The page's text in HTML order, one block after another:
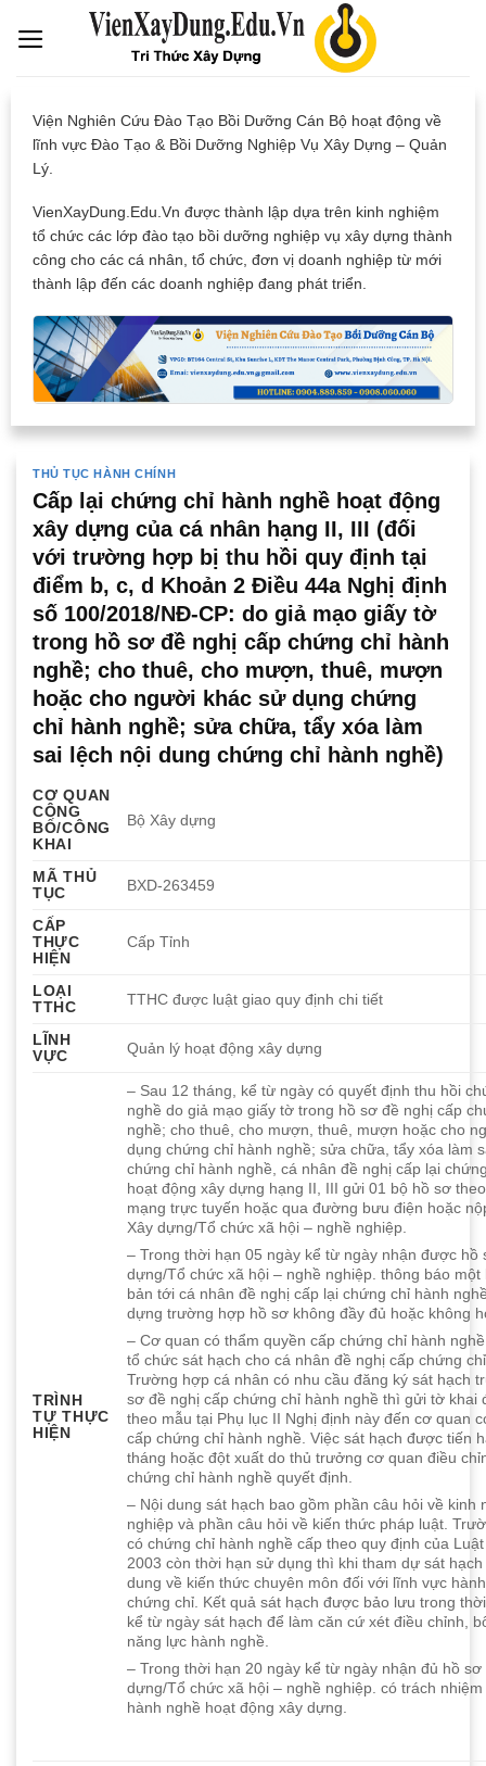
Viện Nghiên Cứu Đào Tạo Bồi Dưỡng Cán Bộ hoạt động về
lĩnh vực Đào Tạo & Bồi Dưỡng Nghiệp Vụ Xây Dựng – Quản
Lý.
VienXayDung.Edu.Vn được thành lập dựa trên kinh nghiệm
tổ chức các lớp đào tạo bồi dưỡng nghiệp vụ xây dựng thành
công cho các cá nhân, tổ chức, đơn vị doanh nghiệp từ mới
thành lập đến các doanh nghiệp đang phát triển.
THỦ TỤC HÀNH CHÍNH
Cấp lại chứng chỉ hành nghề hoạt động
xây dựng của cá nhân hạng II, III (đối
với trường hợp bị thu hồi quy định tại
điểm b, c, d Khoản 2 Điều 44a Nghị định
số 100/2018/NĐ-CP: do giả mạo giấy tờ
trong hồ sơ đề nghị cấp chứng chỉ hành
nghề; cho thuê, cho mượn, thuê, mượn
hoặc cho người khác sử dụng chứng
chỉ hành nghề; sửa chữa, tẩy xóa làm
sai lệch nội dung chứng chỉ hành nghề)
CƠ QUAN
CÔNG
BỐ/CÔNG
KHAI
Bộ Xây dựng
MÃ THỦ
TỤC
BXD-263459
CẤP
THỰC
HIỆN
Cấp Tỉnh
LOẠI
TTHC
TTHC được luật giao quy định chi tiết
LĨNH
VỰC
Quản lý hoạt động xây dựng
TRÌNH
TỰ THỰC
HIỆN
– Sau 12 tháng, kể từ ngày có quyết định thu hồi
nghề do giả mạo giấy tờ trong hồ sơ đề nghị cấp
nghề; cho thuê, cho mượn, thuê, mượn hoặc cho
dụng chứng chỉ hành nghề; sửa chữa, tẩy xóa làm
chứng chỉ hành nghề, cá nhân đề nghị cấp lại
hoạt động xây dựng hạng II, III gửi 01 bộ hồ sơ
mạng trực tuyến hoặc qua đường bưu điện hoặc
Xây dựng/Tổ chức xã hội – nghề nghiệp.
– Trong thời hạn 05 ngày kể từ ngày nhận được hồ
dựng/Tổ chức xã hội – nghề nghiệp. thông báo một
bản tới cá nhân đề nghị cấp lại chứng chỉ hành
dựng trường hợp hồ sơ không đầy đủ hoặc không
– Cơ quan có thẩm quyền cấp chứng chỉ hành
tổ chức sát hạch cho cá nhân đề nghị cấp chứng
Trường hợp cá nhân có nhu cầu đăng ký sát hạch
sơ đề nghị cấp chứng chỉ hành nghề thì gửi tờ khai
theo mẫu tại Phụ lục II Nghị định này đến cơ quan
cấp chứng chỉ hành nghề. Việc sát hạch được tiến
tháng hoặc đột xuất do thủ trưởng cơ quan điều
chứng chỉ hành nghề quyết định.
– Nội dung sát hạch bao gồm phần câu hỏi về kinh
nghiệp và phần câu hỏi về kiến thức pháp luật.
có chứng chỉ hành nghề cấp theo quy định của
2003 còn thời hạn sử dụng thì khi tham dự sát
dung về kiến thức chuyên môn đối với lĩnh vực
chứng chỉ. Kết quả sát hạch được bảo lưu trong
kể từ ngày sát hạch để làm căn cứ xét điều chỉnh,
năng lực hành nghề.
– Trong thời hạn 20 ngày kể từ ngày nhận đủ hồ
dựng/Tổ chức xã hội – nghề nghiệp. có trách
hành nghề hoạt động xây dựng.